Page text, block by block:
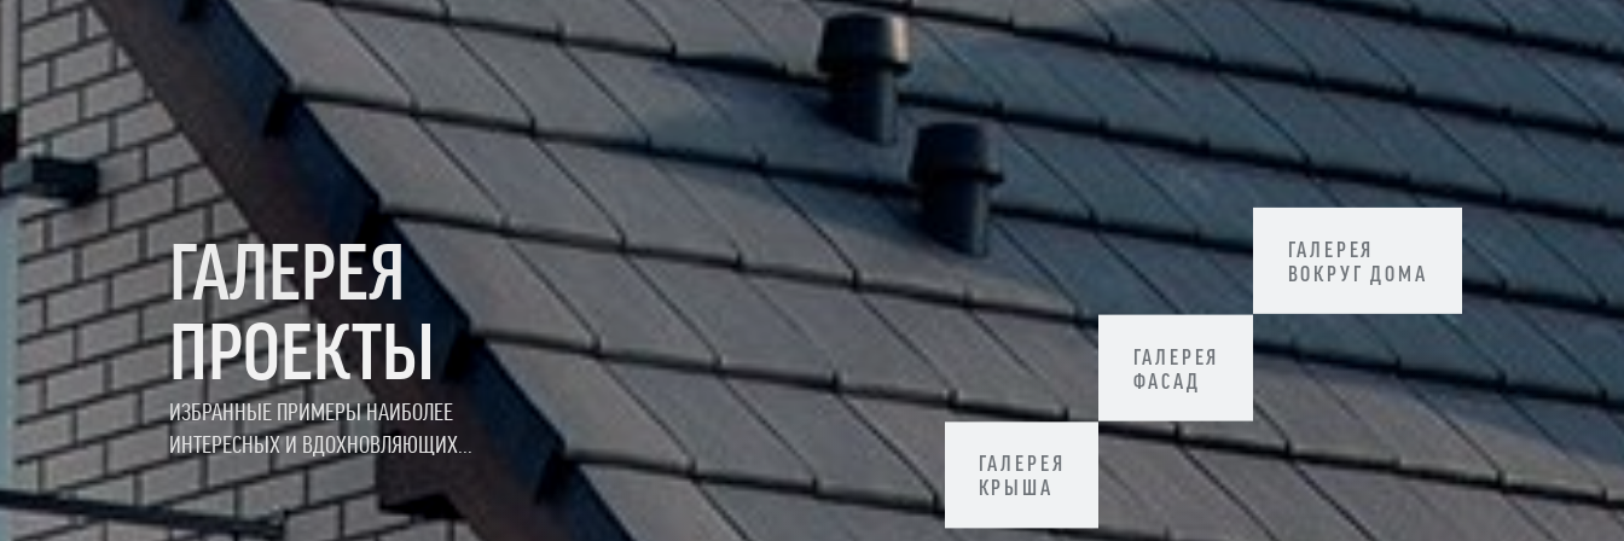
ГАЛЕРЕЯ
ПРОЕКТЫ
ИЗБРАННЫЕ ПРИМЕРЫ НАИБОЛЕЕ
ИНТЕРЕСНЫХ И ВДОХНОВЛЯЮЩИХ...
ГАЛЕРЕЯ
КРЫША
ГАЛЕРЕЯ
ФАСАД
ГАЛЕРЕЯ
ВОКРУГ ДОМА